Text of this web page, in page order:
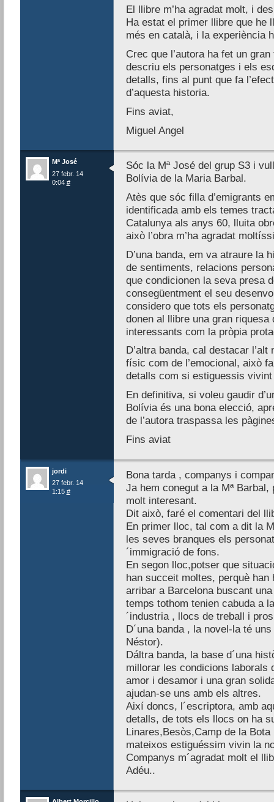
El llibre m’ha agradat molt, i
Ha estat el primer llibre que he
més en català, i la experiència
Crec que l’autora ha fet un
descriu els personatges i els
detalls, fins al punt que fa
d’aquesta historia.
Fins aviat,
Miguel Angel
Mª José
27 febr. 14
0:04 #
Sóc la Mª José del grup S3 i
Bolívia de la Maria Barbal.
Atès que sóc filla d’emigrants
identificada amb els temes
Catalunya als anys 60, lluita
això l’obra m’ha agradat
D’una banda, em va atraure la
de sentiments, relacions
que condicionen la seva presa
consegüentment el seu
considero que tots els
donen al llibre una gran
interessants com la pròpia
D’altra banda, cal destacar
físic com de l’emocional, això
detalls com si estiguessis
En definitiva, si voleu gaudir
Bolívia és una bona elecció,
de l’autora traspassa les
Fins aviat
jordi
27 febr. 14
1:15 #
Bona tarda , companys i
Ja hem conegut a la Mª
molt interesant.
Dit això, faré el comentari del
En primer lloc, tal com a dit la
les seves branques els
´immigració de fons.
En segon lloc,potser que
han succeit moltes, perquè han
arribar a Barcelona buscant
temps tothom tenien cabuda a
´industria , llocs de treball i
D´una banda , la novel-la té
Néstor).
Dáltra banda, la base d´una
millorar les condicions laborals
amor i desamor i una gran
ajudan-se uns amb els altres.
Així doncs, l´escriptora, amb
detalls, de tots els llocs on ha
Linares,Besòs,Camp de la
mateixos estiguéssim vivin la
Companys m´agradat molt el
Adéu..